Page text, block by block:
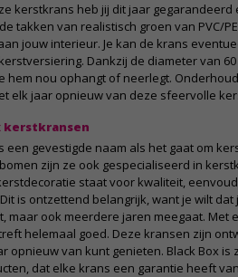
kerstkrans heb jij dit jaar gegarandeerd
takken van realistisch groen van PVC/
jouw interieur. Je kan de krans
Dankzij de diameter van
hem nou ophangt of neerlegt.
elk jaar opnieuw van deze sfeervolle
kerstkransen
een gevestigde naam als het gaat om
zijn ze ook gespecialiseerd in
staat voor kwaliteit,
is ontzettend belangrijk, want je wilt
maar ook meerdere jaren meegaat. Met
helemaal goed. Deze kransen zijn
opnieuw van kunt genieten. Black Box
dat elke krans een garantie heeft